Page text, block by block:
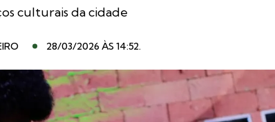
culturais da cidade
28/03/2026 ÀS 14:52.